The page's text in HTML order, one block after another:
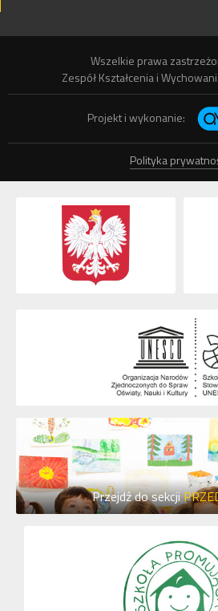
Wszelkie prawa
Zespół Kształcenia i
Projekt i wykonanie:
Polityka
Przejdź do sekcji